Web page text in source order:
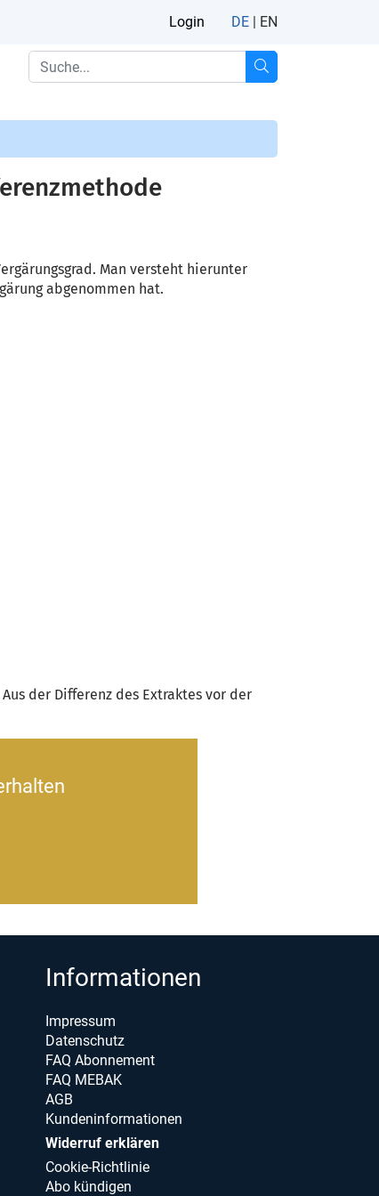
Login DE | EN
Man versteht hierunter
abgenommen hat.
der Differenz des Extraktes vor der
Informationen
Impressum
Datenschutz
FAQ Abonnement
FAQ MEBAK
AGB
Kundeninformationen
Widerruf erklären
Cookie-Richtlinie
Abo kündigen